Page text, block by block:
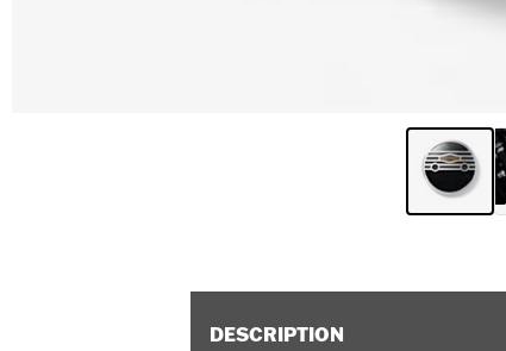
DESCRIPTION